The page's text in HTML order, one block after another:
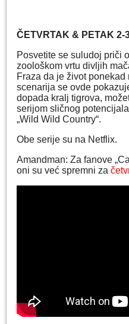
ČETVRTAK & PETAK 2-
Posvetite se suludoj priči
zoološkom vrtu divljih
Fraza da je život
scenarija se ovde
dopada kralj tigrova,
serijom sličnog potencijala
„Wild Wild Country“.
Obe serije su na Netflix.
Amandman: Za fanove
oni su već spremni za